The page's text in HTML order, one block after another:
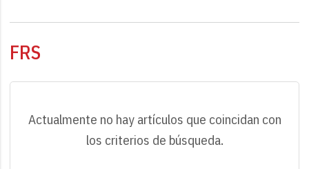
FRS
Actualmente no hay artículos que coincidan con
los criterios de búsqueda.